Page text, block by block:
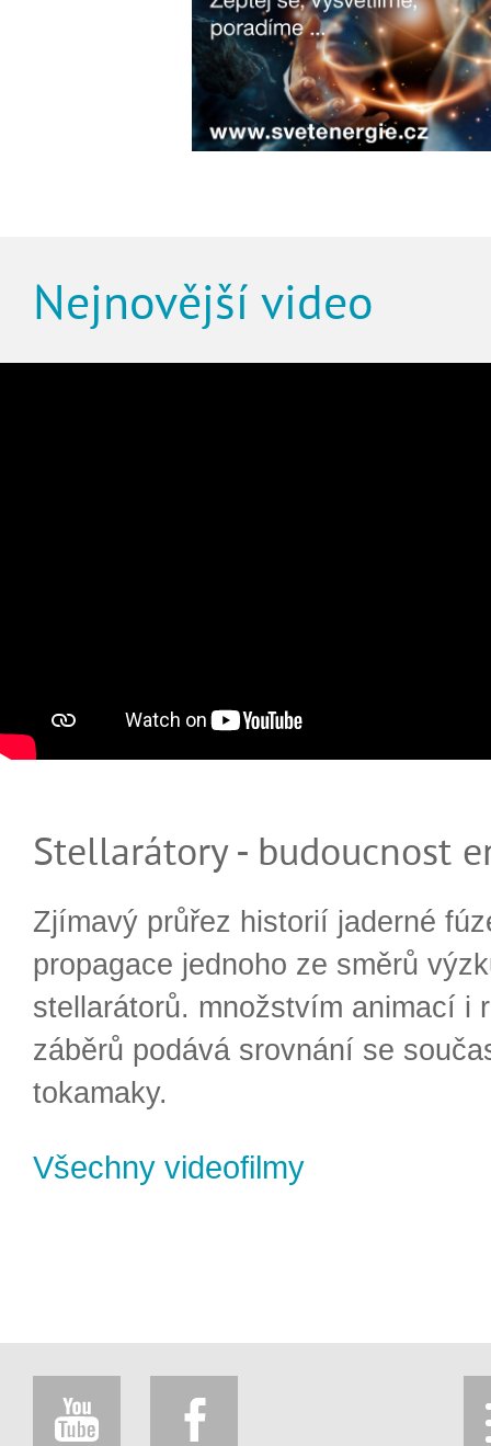
Nejnovější video
Stellarátory - budoucnost
Zjímavý průřez historií jaderné
propagace jednoho ze směrů
stellarátorů. množstvím animací i
záběrů podává srovnání se
tokamaky.
Všechny videofilmy